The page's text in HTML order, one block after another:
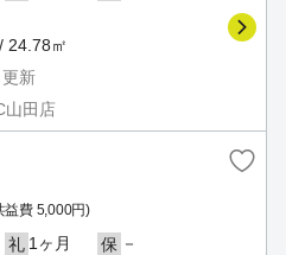
24.78㎡
更新
山田店
益費 5,000円)
礼 1ヶ月 保 －